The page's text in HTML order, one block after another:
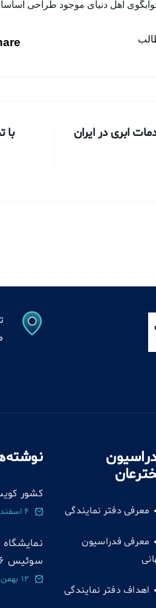
اهل دنیای موجود طراحی اساسا
:
ابری در ایران
با
معرفی دفتر نمایندگی
معرفی فدراسیون
اهداف دفتر نمایندگی
کشور کویت
4 اسفند 1404
نمایشگاه
سوئيس 2026
12 بهمن 1404